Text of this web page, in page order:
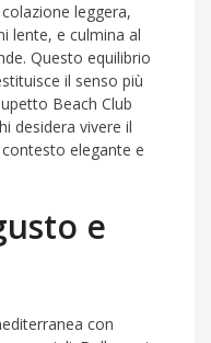
leggera,
lente, e culmina al
Questo equilibrio
il senso più
Beach Club
desidera vivere il
elegante e
e
con